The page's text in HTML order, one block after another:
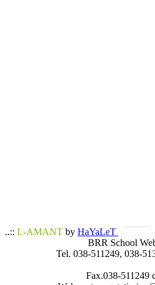
..:: L-AMANT by HaYaLeT
BRR School
Tel. 038-511249, 038-
Fax.038-511249